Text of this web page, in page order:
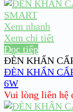
Xem nhanh
Xem chi tiết
Đọc tiếp
ĐÈN KHẨN
ĐÈN KHẨN
6W
Vui lòng liên hệ